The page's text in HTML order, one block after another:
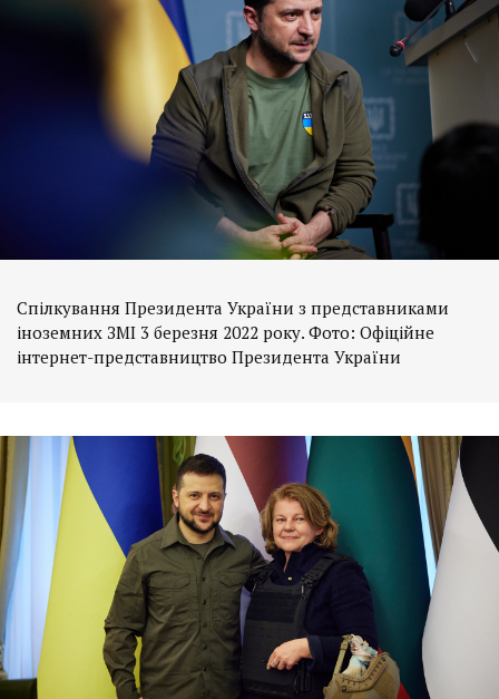
Спілкування Президента України з представниками
іноземних ЗМІ 3 березня 2022 року. Фото: Офіційне
інтернет-представництво Президента України